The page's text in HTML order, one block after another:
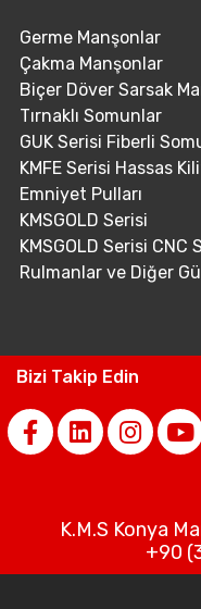
Germe Manşonlar
Çakma Manşonlar
Biçer Döver Sarsak
Tırnaklı Somunlar
GUK Serisi Fiberli
KMFE Serisi Hassas
Emniyet Pulları
KMSGOLD Serisi
KMSGOLD Serisi CNC
Rulmanlar ve Diğer
Bizi Takip Edin
K.M.S Konya
+90